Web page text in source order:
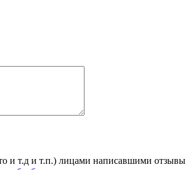
и т.д и т.п.) лицами написавшими отзывы